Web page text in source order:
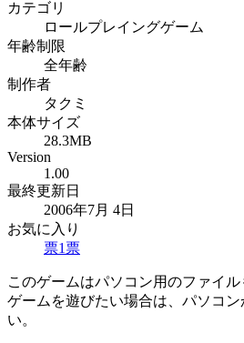
カテゴリ
ロールプレイングゲーム
年齢制限
全年齢
制作者
タクミ
本体サイズ
28.3MB
Version
1.00
最終更新日
2006年7月 4日
お気に入り
票1票
このゲームはパソコン用のファイル
ゲームを遊びたい場合は、パソコ
い。